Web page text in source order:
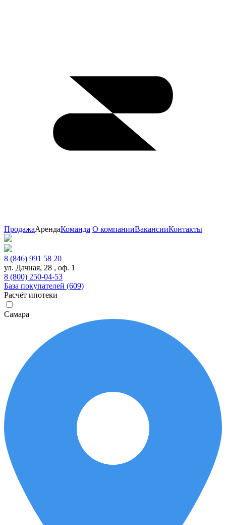
ПродажаАрендаКоманда О компанииВакансииКонтакты
8 (846) 991 58 20
ул. Дачная, 28 , оф. 1
8 (800) 250-04-53
База покупателей (609)
Расчёт ипотеки
Самара